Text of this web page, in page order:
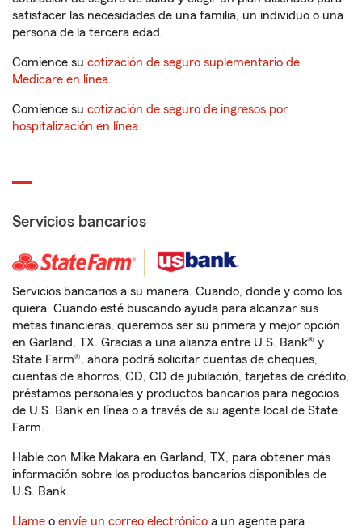
satisfacer las necesidades de una familia, un individuo o una
persona de la tercera edad.
Comience su cotización de seguro suplementario de
Medicare en línea.
Comience su cotización de seguro de ingresos por
hospitalización en línea.
Servicios bancarios
Servicios bancarios a su manera. Cuando, donde y como los
quiera. Cuando esté buscando ayuda para alcanzar sus
metas financieras, queremos ser su primera y mejor opción
en Garland, TX. Gracias a una alianza entre U.S. Bank® y
State Farm®, ahora podrá solicitar cuentas de cheques,
cuentas de ahorros, CD, CD de jubilación, tarjetas de crédito,
préstamos personales y productos bancarios para negocios
de U.S. Bank en línea o a través de su agente local de State
Farm.
Hable con Mike Makara en Garland, TX, para obtener más
información sobre los productos bancarios disponibles de
U.S. Bank.
Llame o envíe un correo electrónico a un agente para